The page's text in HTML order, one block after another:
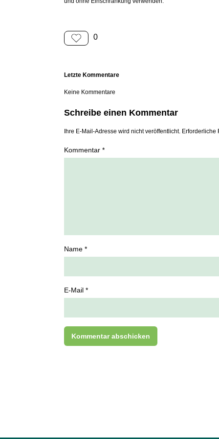
0
Letzte Kommentare
Keine Kommentare
Schreibe einen Kommentar
Ihre E-Mail-Adresse wird nicht veröffentlicht. Erforderliche
Kommentar *
Name *
E-Mail *